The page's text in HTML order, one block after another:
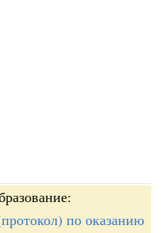
по оказанию